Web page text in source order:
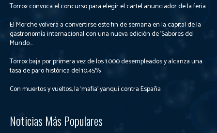
Torrox convoca el concurso para elegir el cartel anunciador de la feria
El Morche volverá a convertirse este fin de semana en la capital de la
gastronomía internacional con una nueva edición de ‘Sabores del
Mundo...
Torrox baja por primera vez de los 1.000 desempleados y alcanza una
tasa de paro histórica del 10,45%
Con muertos y vueltos, la ‘mafia’ yanqui contra España
Noticias Más Populares